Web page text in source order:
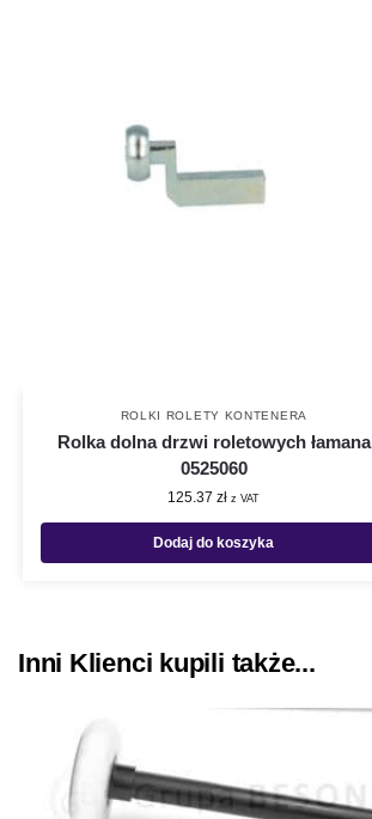
ROLKI ROLETY KONTENERA
Rolka dolna drzwi roletowych łamana
0525060
125.37zł z VAT
Dodaj do koszyka
Inni Klienci kupili także...